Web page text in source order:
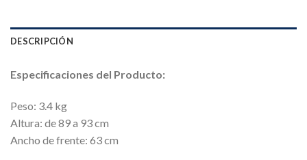
DESCRIPCIÓN
Especificaciones del Producto:
Peso: 3.4 kg
Altura: de 89 a 93 cm
Ancho de frente: 63 cm